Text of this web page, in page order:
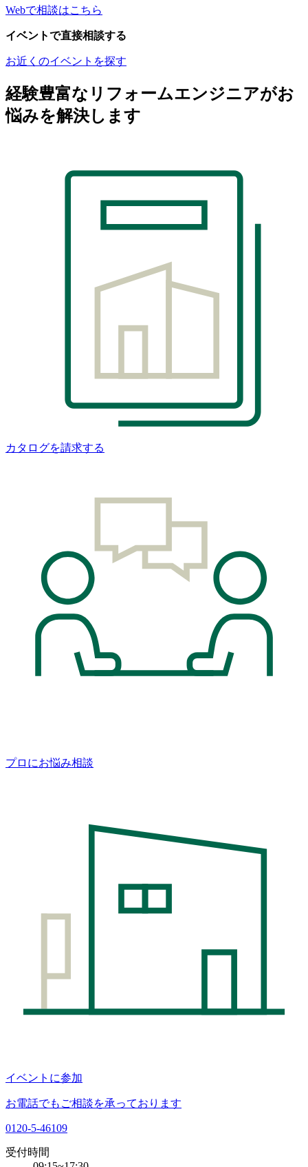
Webで相談はこちら
イベントで直接相談する
お近くのイベントを探す
経験豊富なリフォームエンジニアがお
悩みを解決します
カタログを請求する
プロにお悩み相談
イベントに参加
お電話でもご相談を承っております
0120-5-46109
受付時間